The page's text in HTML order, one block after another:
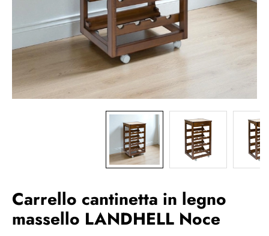
Carrello cantinetta in legno
massello LANDHELL Noce